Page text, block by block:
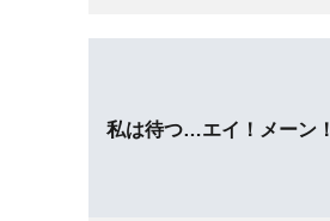
私は待つ…エイ！メーン！